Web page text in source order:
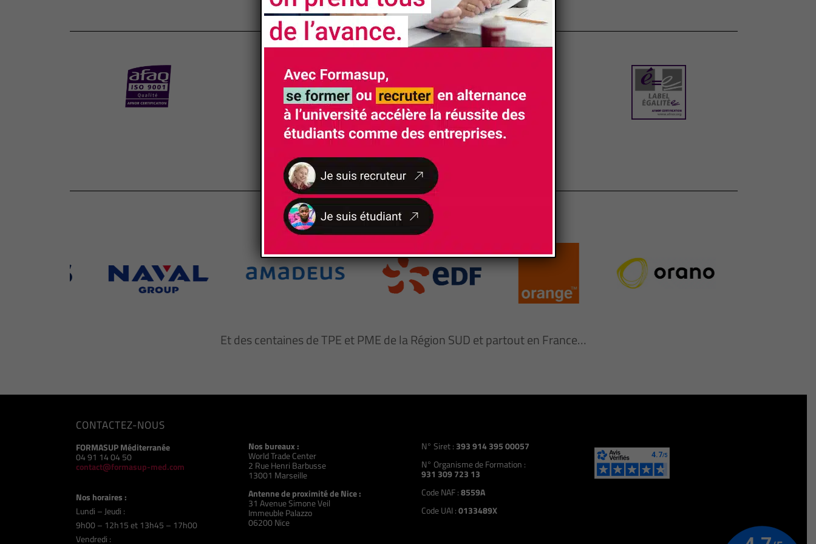
NOSPARTENAIRES ENTREPRISES
Et des centaines de TPE et PME de la Région SUD et partout en France…
CONTACTEZ-NOUS
FORMASUP Méditerranée
04 91 14 04 50
contact@formasup-med.com
Nos horaires :
Lundi – Jeudi :
9h00 – 12h15 et 13h45 – 17h00
Vendredi :
Nos bureaux :
World Trade Center
2 Rue Henri Barbusse
13001 Marseille
Antenne de proximité de Nice :
31 Avenue Simone Veil
Immeuble Palazzo
06200 Nice
N° Siret : 393 914 395 00057
N° Organisme de Formation :
931 309 723 13
Code NAF :8559A
Code UAI :0133489X